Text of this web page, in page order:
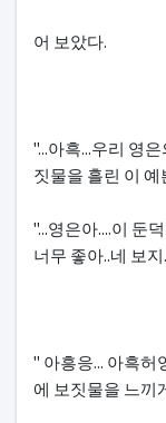
어 보았다.
"...아흑...우리 영
짓물을 흘린 이 예
"...영은아....이 둔
너무 좋아..네 보지
" 아흥응... 아흑허
에 보짓물을 느끼